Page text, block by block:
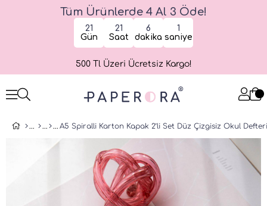
Tüm Ürünlerde 4 Al 3 Öde!
21
Gün
21
Saat
6
dakika
1
saniye
500 Tl Üzeri Ücretsiz Kargo!